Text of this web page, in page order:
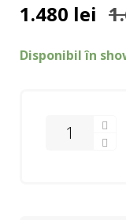
1.480 lei
Disponibil în